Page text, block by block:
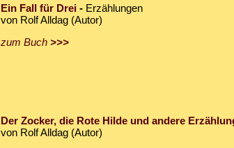
Ein Fall für Drei - Erzählungen
von Rolf Alldag (Autor)
zum Buch >>>
Der Zocker, die Rote Hilde und andere
von Rolf Alldag (Autor)